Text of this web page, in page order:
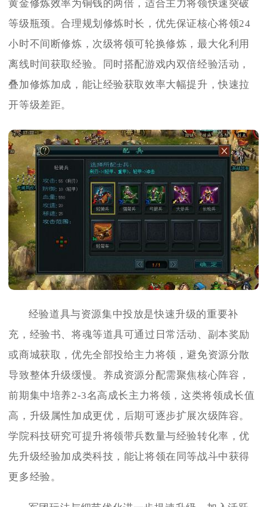
黄金修炼效率为铜钱的两倍，适合主力将领快速突破
等级瓶颈。合理规划修炼时长，优先保证核心将领24
小时不间断修炼，次级将领可轮换修炼，最大化利用
离线时间获取经验。同时搭配游戏内双倍经验活动，
叠加修炼加成，能让经验获取效率大幅提升，快速拉
开等级差距。
经验道具与资源集中投放是快速升级的重要补
充，经验书、将魂等道具可通过日常活动、副本奖励
或商城获取，优先全部投给主力将领，避免资源分散
导致整体升级缓慢。养成资源分配需聚焦核心阵容，
前期集中培养2-3名高成长主力将领，这类将领成长值
高，升级属性加成更优，后期可逐步扩展次级阵容。
学院科技研究可提升将领带兵数量与经验转化率，优
先升级经验加成类科技，能让将领在同等战斗中获得
更多经验。